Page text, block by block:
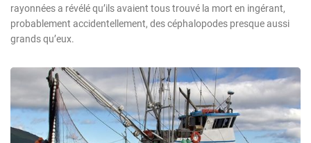
rayonnées a révélé qu’ils avaient tous trouvé la mort en ingérant,
probablement accidentellement, des céphalopodes presque aussi
grands qu’eux.